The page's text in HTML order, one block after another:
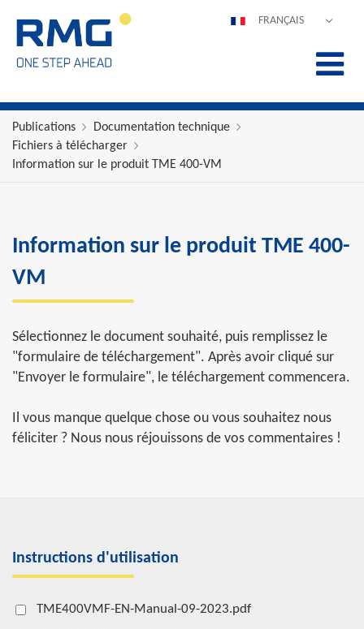
FRANÇAIS
Publications
Documentation technique
Fichiers à télécharger
Information sur le produit TME 400-VM
Information sur le produit TME 400-
VM
Sélectionnez le document souhaité, puis remplissez le
"formulaire de téléchargement". Après avoir cliqué sur
"Envoyer le formulaire", le téléchargement commencera.
Il vous manque quelque chose ou vous souhaitez nous
féliciter ? Nous nous réjouissons de vos commentaires !
Instructions d'utilisation
TME400VMF-EN-Manual-09-2023.pdf